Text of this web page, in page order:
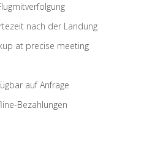
nach der Landung
at precise meeting
auf Anfrage
Bezahlungen